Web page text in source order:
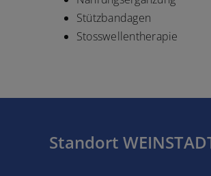
Stützbandagen
Stosswellentherapie
Standort